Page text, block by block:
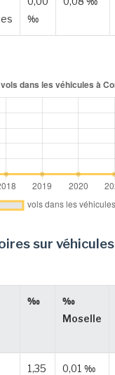
‰
sur véhicules
‰
‰
Moselle
1,35
0,01 ‰